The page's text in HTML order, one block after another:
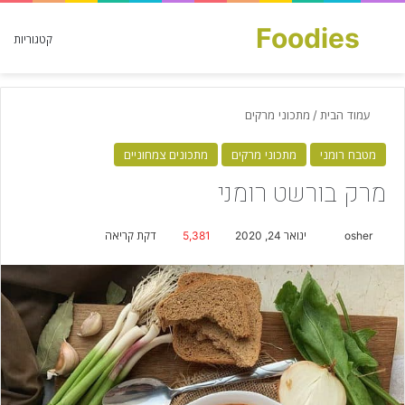
קטגוריות Foodies
חפש עבור
עמוד הבית / מתכוני מרקים
מטבח רומני מתכוני מרקים מתכונים צמחוניים
מרק בורשט רומני
osher
d
n
e
ינואר 24, 2020 5,381 דקת קריאה